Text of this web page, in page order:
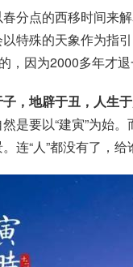
分点的西移时间来
特殊的天象作为指
，因为2000多年才退
，地辟于丑，人生
是要以“建寅”为始
连“人”都没有了，给